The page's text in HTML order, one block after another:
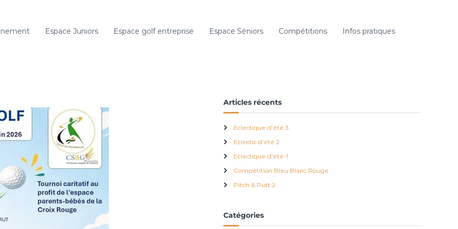
Espace Juniors Espace golf entreprise Espace Séniors Compétitions Infos pratiques
Articles récents
Eclectique d’été 3
Eclectic d’été 2
Eclectique d’été-1
Compétition Bleu Blanc Rouge
Pitch & Putt 2
Catégories